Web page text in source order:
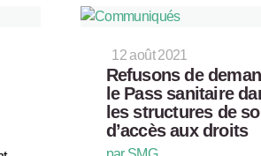
12 août 2021
Refusons de
le Pass sanitaire
les structures de
d’accès aux droits